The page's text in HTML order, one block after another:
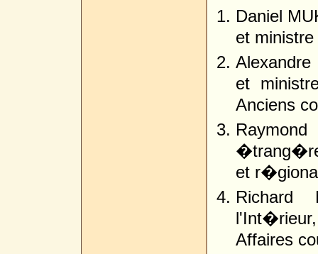
Daniel
et
Alexandre
et
Anciens
et
Richard
Affaires